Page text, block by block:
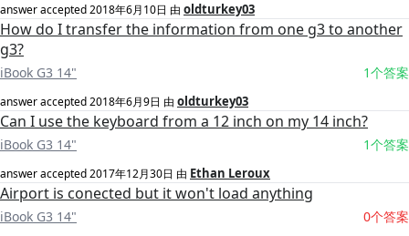
answer accepted2018年6月10日 由 oldturkey03
How do I transfer the information from one g3 to another
g3?
iBook G3 14" 1个答案
answer accepted2018年6月9日 由 oldturkey03
Can I use the keyboard from a 12 inch on my 14 inch?
iBook G3 14" 1个答案
answer accepted2017年12月30日 由 Ethan Leroux
Airport is conected but it won't load anything
iBook G3 14" 0个答案